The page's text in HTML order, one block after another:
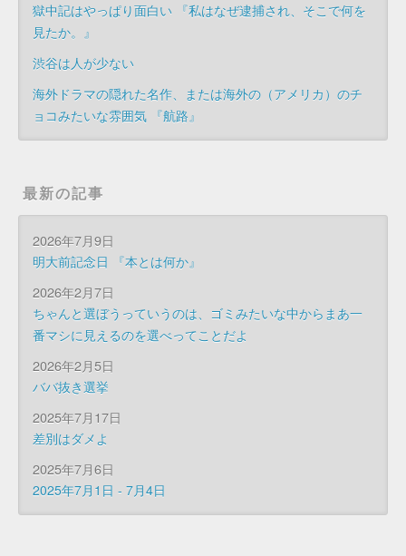
獄中記はやっぱり面白い 『私はなぜ逮捕され、そこで何を
見たか。』
渋谷は人が少ない
海外ドラマの隠れた名作、または海外の（アメリカ）のチ
ョコみたいな雰囲気 『航路』
最新の記事
2026年7月9日
明大前記念日 『本とは何か』
2026年2月7日
ちゃんと選ぼうっていうのは、ゴミみたいな中からまあ一
番マシに見えるのを選べってことだよ
2026年2月5日
ババ抜き選挙
2025年7月17日
差別はダメよ
2025年7月6日
2025年7月1日 - 7月4日